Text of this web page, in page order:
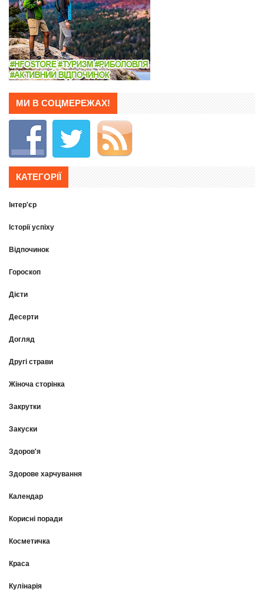
МИ В СОЦМЕРЕЖАХ!
КАТЕГОРІЇ
Інтер'єр
Історії успіху
Відпочинок
Гороскоп
Дієти
Десерти
Догляд
Другі страви
Жіноча сторінка
Закрутки
Закуски
Здоров'я
Здорове харчування
Календар
Корисні поради
Косметичка
Краса
Кулінарія